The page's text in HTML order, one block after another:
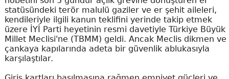
statüsündeki terör malulü gaziler ve er şehit aileleri,
kendileriyle ilgili kanun teklifini yerinde takip etmek
üzere İYİ Parti heyetinin resmi davetiyle Türkiye Büyük
Millet Meclisi'ne (TBMM) geldi. Ancak Meclis dikmen ve
çankaya kapılarında adeta bir güvenlik ablukasıyla
karşılaştılar.